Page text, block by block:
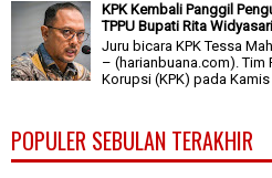
KPK Kembali Panggil
TPPU Bupati Rita Widyasari
Juru bicara KPK Tessa
– (harianbuana.com). Tim
Korupsi (KPK) pada Kamis
POPULER SEBULAN TERAKHIR